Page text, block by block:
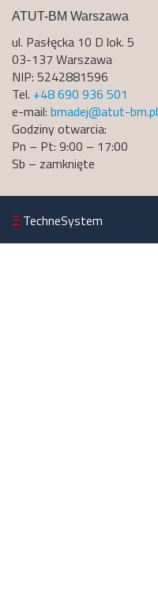
ATUT-BM Warszawa
ul. Pasłęcka 10 D lok. 5
03-137 Warszawa
NIP: 5242881596
Tel. +48 690 936 501
e-mail: bmadej@atut-bm.pl
Godziny otwarcia:
Pn – Pt: 9:00 – 17:00
Sb – zamknięte
Ξ TechneSystem